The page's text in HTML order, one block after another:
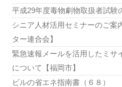
平成29年度毒物劇物取扱者試験
シニア人材活用セミナーのご案
ター連合会】
緊急速報メールを活用したミサ
について【福岡市】
ビルの省エネ指南書（６８）